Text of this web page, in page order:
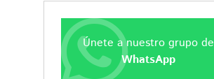
Únete a nuestro grupo de
WhatsApp